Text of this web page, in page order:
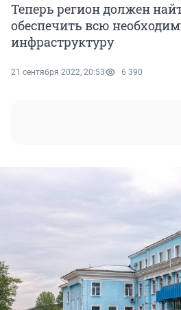
Теперь регион должен
обеспечить всю
инфраструктуру
21 сентября 2022, 20:53 6 390